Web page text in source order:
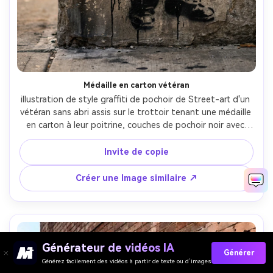
Médaille en carton vétéran
illustration de style graffiti de pochoir de Street-art d'un
vétéran sans abri assis sur le trottoir tenant une médaille
en carton à leur poitrine, couches de pochoir noir avec
des bords rugueux, un accent or silencieux sur le contour
de la médaille, toile de fond de mur en béton teint,
gouttes de peinture subtiles, humeur émotionnelle calme,
composition verticale serrée, objectif de 85 mm,
profondeur de champ peu profonde, éclairage
cinématographique doux-AR 4:5
Invite de copie
Créer une Image similaire ↗
Générateur de vidéos IA
Générez facilement des vidéos à partir de texte ou d’images
Générer